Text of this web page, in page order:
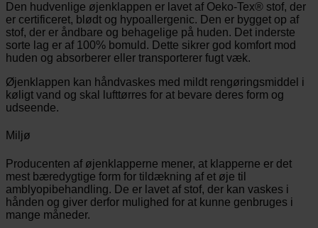
Den hudvenlige øjenklappen er lavet af Oeko-Tex® stof, der
er certificeret, blødt og hypoallergenic. Den er bygget op af
stof, der er åndbare og behagelige på huden. Det inderste
sorte lag er af 100% bomuld. Dette sikrer god komfort mod
huden og absorberer eller transporterer fugt væk.
Øjenklappen kan håndvaskes med mildt rengøringsmiddel i
køligt vand og skal lufttørres for at bevare deres form og
udseende.
Miljø
Producenten af øjenklapperne mener, at klapperne er det
mest bæredygtige form for tildækning af et øje til
amblyopibehandling. De er lavet af stof, der kan vaskes i
hånden og giver derfor mulighed for at kunne genbruges i
mange måneder.